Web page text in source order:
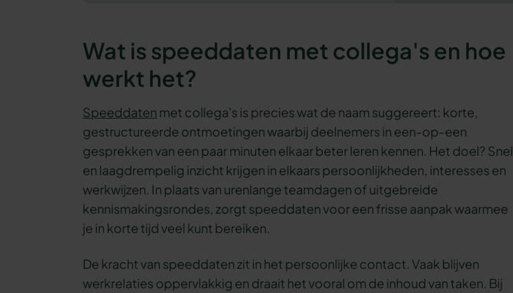
Wat is speeddaten met collega's en hoe
werkt het?
Speeddaten met collega's is precies wat de naam suggereert: korte,
gestructureerde ontmoetingen waarbij deelnemers in een-op-een
gesprekken van een paar minuten elkaar beter leren kennen. Het doel? Snel
en laagdrempelig inzicht krijgen in elkaars persoonlijkheden, interesses en
werkwijzen. In plaats van urenlange teamdagen of uitgebreide
kennismakingsrondes, zorgt speeddaten voor een frisse aanpak waarmee
je in korte tijd veel kunt bereiken.
De kracht van speeddaten zit in het persoonlijke contact. Vaak blijven
werkrelaties oppervlakkig en draait het vooral om de inhoud van taken. Bij